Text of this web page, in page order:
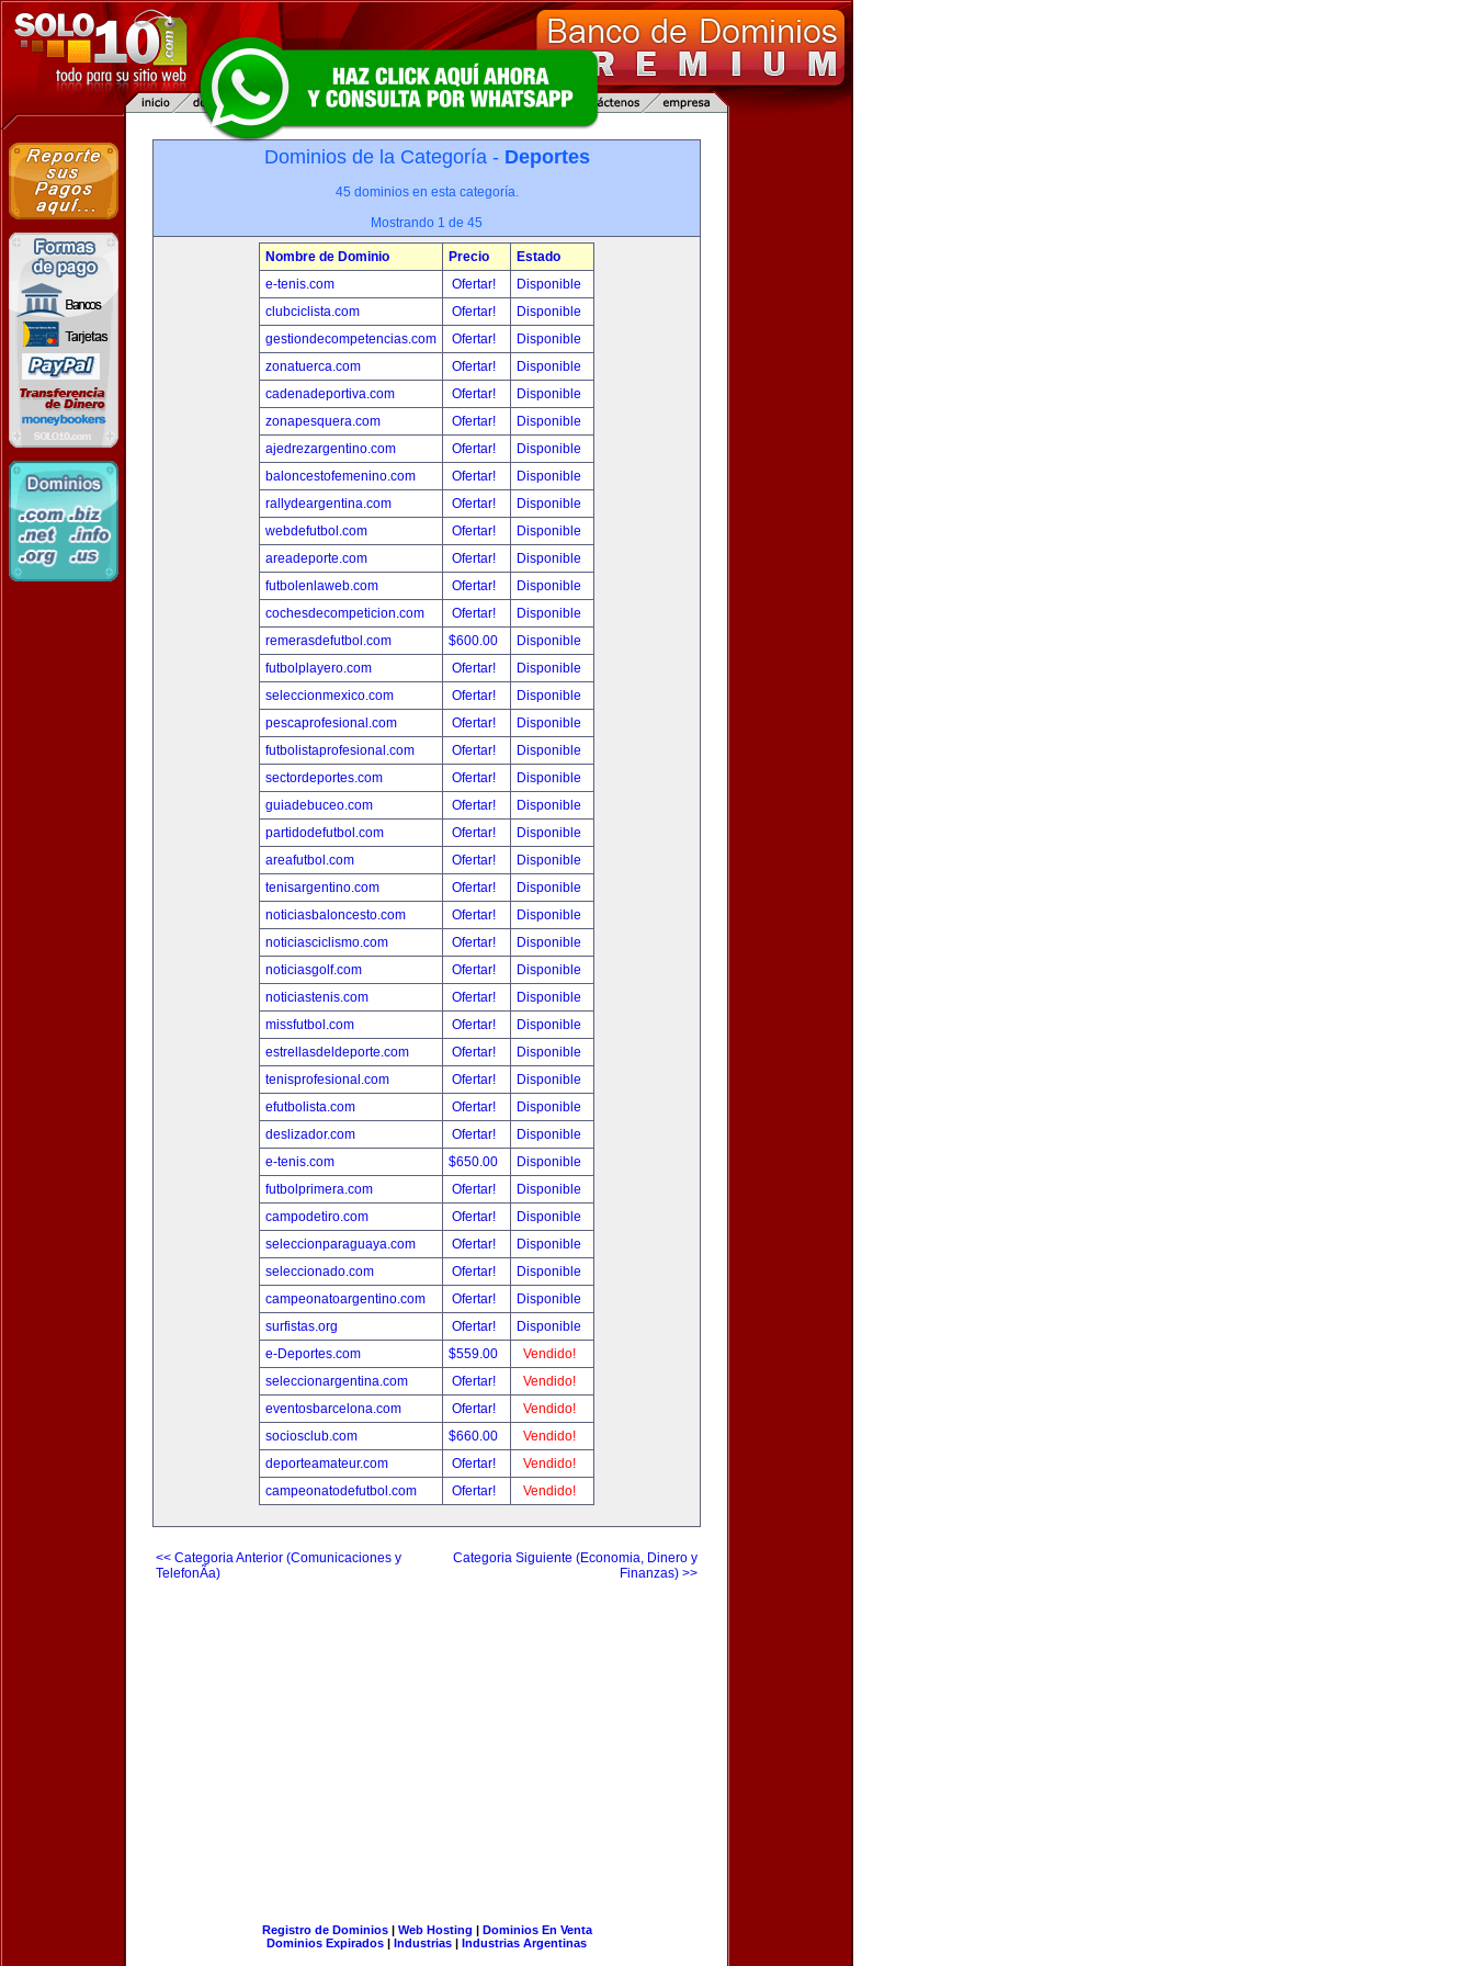
Dominios de la Categoría - Deportes
45 dominios en esta categoría.
Mostrando 1 de 45
Nombre de Dominio Precio
Estado
e-tenis.com
Ofertar!
Disponible
clubciclista.com
Ofertar!
Disponible
gestiondecompetencias.com
Ofertar!
Disponible
zonatuerca.com
Ofertar!
Disponible
cadenadeportiva.com
Ofertar!
Disponible
zonapesquera.com
Ofertar!
Disponible
ajedrezargentino.com
Ofertar!
Disponible
baloncestofemenino.com
Ofertar!
Disponible
rallydeargentina.com
Ofertar!
Disponible
webdefutbol.com
Ofertar!
Disponible
areadeporte.com
Ofertar!
Disponible
futbolenlaweb.com
Ofertar!
Disponible
cochesdecompeticion.com
Ofertar!
Disponible
remerasdefutbol.com
$600.00
Disponible
futbolplayero.com
Ofertar!
Disponible
seleccionmexico.com
Ofertar!
Disponible
pescaprofesional.com
Ofertar!
Disponible
futbolistaprofesional.com
Ofertar!
Disponible
sectordeportes.com
Ofertar!
Disponible
guiadebuceo.com
Ofertar!
Disponible
partidodefutbol.com
Ofertar!
Disponible
areafutbol.com
Ofertar!
Disponible
tenisargentino.com
Ofertar!
Disponible
noticiasbaloncesto.com
Ofertar!
Disponible
noticiasciclismo.com
Ofertar!
Disponible
noticiasgolf.com
Ofertar!
Disponible
noticiastenis.com
Ofertar!
Disponible
missfutbol.com
Ofertar!
Disponible
estrellasdeldeporte.com
Ofertar!
Disponible
tenisprofesional.com
Ofertar!
Disponible
efutbolista.com
Ofertar!
Disponible
deslizador.com
Ofertar!
Disponible
e-tenis.com
$650.00
Disponible
futbolprimera.com
Ofertar!
Disponible
campodetiro.com
Ofertar!
Disponible
seleccionparaguaya.com
Ofertar!
Disponible
seleccionado.com
Ofertar!
Disponible
campeonatoargentino.com
Ofertar!
Disponible
surfistas.org
Ofertar!
Disponible
e-Deportes.com
$559.00
Vendido!
seleccionargentina.com
Ofertar!
Vendido!
eventosbarcelona.com
Ofertar!
Vendido!
sociosclub.com
$660.00
Vendido!
deporteamateur.com
Ofertar!
Vendido!
campeonatodefutbol.com
Ofertar! Vendido!
<< Categoria Anterior (Comunicaciones y
TelefonÃ­a)
Categoria Siguiente (Economia, Dinero y
Finanzas) >>
Registro de Dominios| Web Hosting | Dominios En Venta
Dominios Expirados | Industrias | Industrias Argentinas